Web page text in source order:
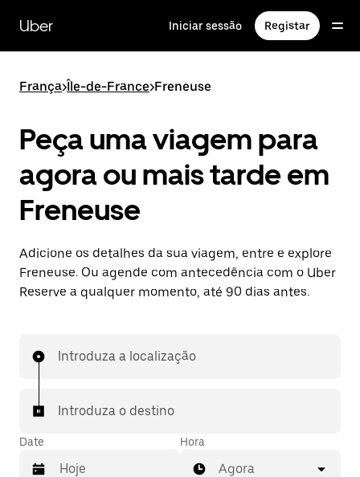
para
conteúdo
Uber Iniciar sessão Registar
França>Île-de-France>Freneuse
Peça uma viagem para
agora ou mais tarde em
Freneuse
Adicione os detalhes da sua viagem, entre e explore
Freneuse. Ou agende com antecedência com o Uber
Reserve a qualquer momento, até 90 dias antes.
Introduza a localização
Introduza o destino
Date Hora
Agora